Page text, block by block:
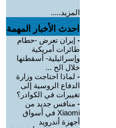
المزيد.....
احدث الأخبار المهمة
- إيران تعرض -حطام
طائرات أمريكية
وإسرائيلية- أسقطتها
خلال الح ...
- لماذا احتاجت وزارة
الدفاع الروسية إلى
تغييرات في الكوادر؟
- منافس جديد من
Xiaomi في أسواق
أجهزة أندرويد